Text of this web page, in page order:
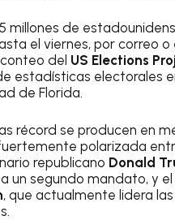
millones de
el viernes, por correo o
del US Elections
estadísticas electorales
de Florida.
récord se producen en
polarizada
republicano Donald
un segundo mandato, y
, que actualmente lidera